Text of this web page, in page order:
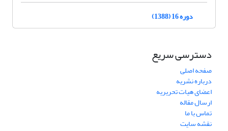
دوره 16 (1388)
دسترسی سریع
صفحه اصلی
درباره نشریه
اعضای هیات تحریریه
ارسال مقاله
تماس با ما
نقشه سایت